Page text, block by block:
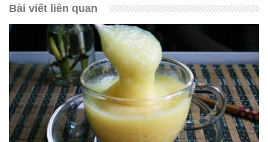
Bài viết liên quan